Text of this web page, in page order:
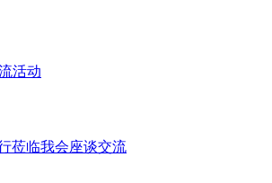
活动
莅临我会座谈交流